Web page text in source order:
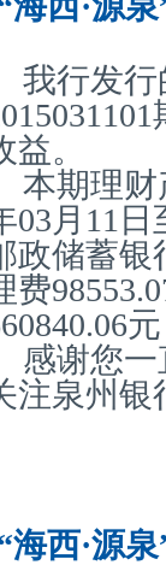
我行发行
益。
本期理财
03月11
政储蓄银
费
感谢您
注泉州银
海西·源